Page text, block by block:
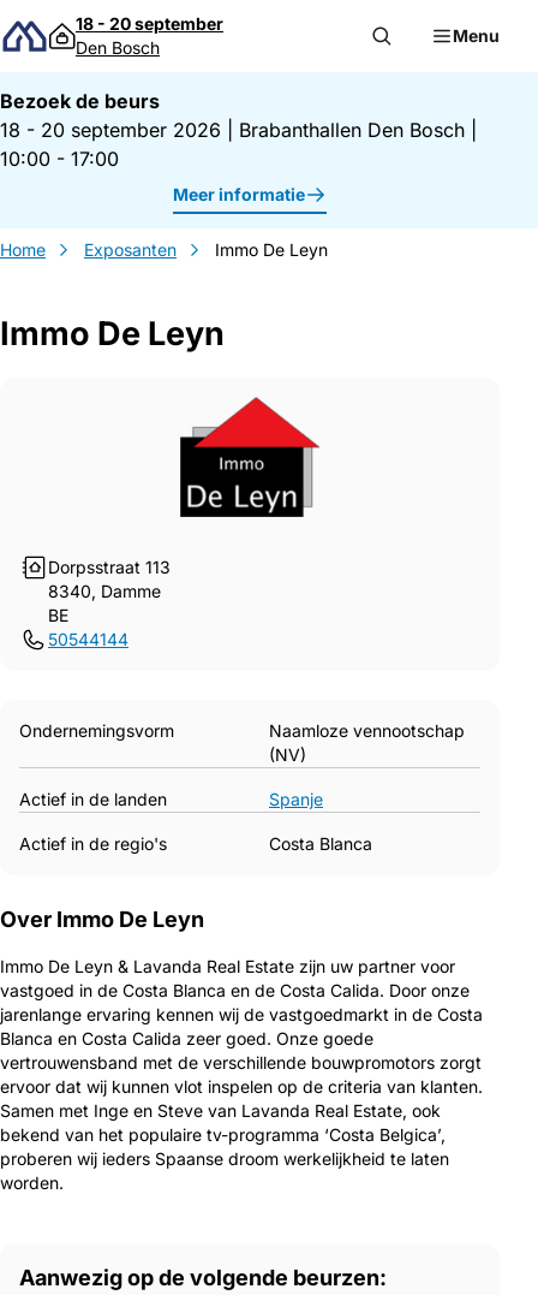
Direct naar inhoud
18 - 20 september
Den Bosch
Menu
Bezoek de beurs
18 - 20 september 2026
Brabanthallen Den Bosch
10:00 - 17:00
Meer informatie
Home Exposanten Immo De Leyn
Immo De Leyn
Dorpsstraat 113
8340, Damme
BE
50544144
Gegevens Immo De Leyn
Ondernemingsvorm
Naamloze vennootschap
(NV)
Actief in de landen Spanje
Actief in de regio's Costa Blanca
Over Immo De Leyn
Immo De Leyn & Lavanda Real Estate zijn uw partner voor
vastgoed in de Costa Blanca en de Costa Calida. Door onze
jarenlange ervaring kennen wij de vastgoedmarkt in de Costa
Blanca en Costa Calida zeer goed. Onze goede
vertrouwensband met de verschillende bouwpromotors zorgt
ervoor dat wij kunnen vlot inspelen op de criteria van klanten.
Samen met Inge en Steve van Lavanda Real Estate, ook
bekend van het populaire tv-programma ‘Costa Belgica’,
proberen wij ieders Spaanse droom werkelijkheid te laten
worden.
Aanwezig op de volgende beurzen: